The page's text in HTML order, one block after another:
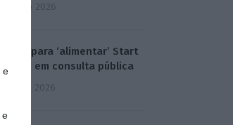
e
e
Agosto 2026
para ‘alimentar’ Start
em consulta pública
2026